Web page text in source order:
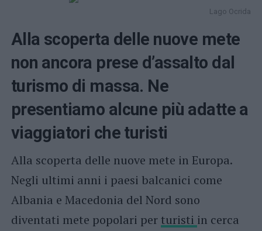
Lago Ocrida
Alla scoperta delle nuove mete
non ancora prese d’assalto dal
turismo di massa. Ne
presentiamo alcune più adatte a
viaggiatori che turisti
Alla scoperta delle nuove mete in Europa.
Negli ultimi anni i paesi balcanici come
Albania e Macedonia del Nord sono
diventati mete popolari per turisti in cerca